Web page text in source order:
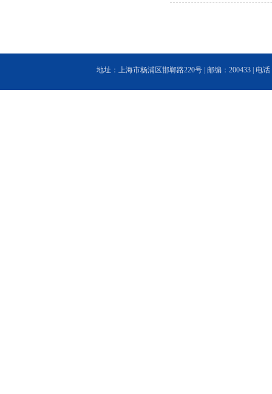
地址：上海市杨浦区邯郸路220号 | 邮编：200433 | 电